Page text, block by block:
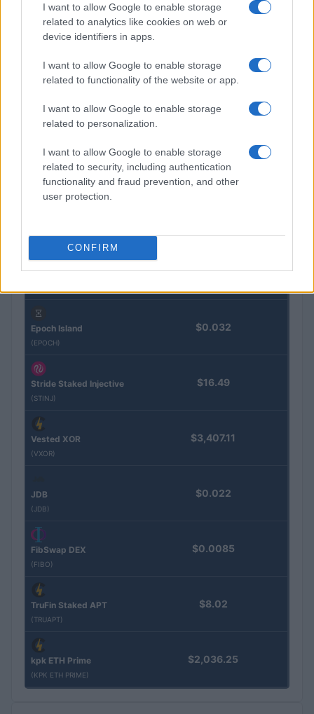
I want to allow Google to enable storage
related to analytics like cookies on web or
device identifiers in apps.
I want to allow Google to enable storage
related to functionality of the website or app.
I want to allow Google to enable storage
related to personalization.
I want to allow Google to enable storage
related to security, including authentication
functionality and fraud prevention, and other
user protection.
CONFIRM
Prezzo
Eureka Bridged PAX
(PAXG)
Kinza Babylon Staked
Steakhouse EURCV
Morpho Vault
Epoch Island
(EPOCH)
$0.032
Stride Staked Injective
(STINJ)
$16.49
Vested XOR
(VXOR)
$3,407.11
JDB
(JDB)
$0.022
FibSwap DEX
(FIBO)
$0.0085
TruFin Staked APT
(TRUAPT)
$8.02
kpk ETH Prime
(KPK ETH PRIME)
$2,036.25